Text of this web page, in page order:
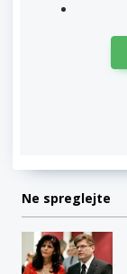
Ne spreglejte